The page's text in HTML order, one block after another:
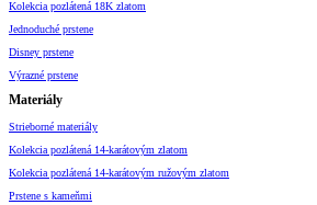
Kolekcia pozlátená 18K zlatom
Jednoduché prstene
Disney prstene
Výrazné prstene
Materiály
Strieborné materiály
Kolekcia pozlátená 14-karátovým zlatom
Kolekcia pozlátená 14-karátovým ružovým zlatom
Prstene s kameňmi